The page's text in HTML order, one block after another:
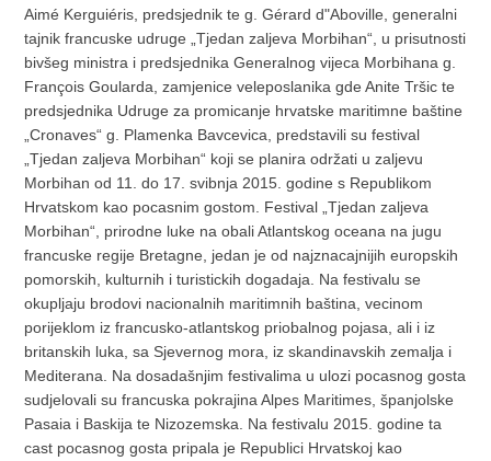
Aimé Kerguiéris, predsjednik te g. Gérard d"Aboville, generalni
tajnik francuske udruge „Tjedan zaljeva Morbihan“, u prisutnosti
bivšeg ministra i predsjednika Generalnog vijeca Morbihana g.
François Goularda, zamjenice veleposlanika gde Anite Tršic te
predsjednika Udruge za promicanje hrvatske maritimne baštine
„Cronaves“ g. Plamenka Bavcevica, predstavili su festival
„Tjedan zaljeva Morbihan“ koji se planira održati u zaljevu
Morbihan od 11. do 17. svibnja 2015. godine s Republikom
Hrvatskom kao pocasnim gostom. Festival „Tjedan zaljeva
Morbihan“, prirodne luke na obali Atlantskog oceana na jugu
francuske regije Bretagne, jedan je od najznacajnijih europskih
pomorskih, kulturnih i turistickih dogadaja. Na festivalu se
okupljaju brodovi nacionalnih maritimnih baština, vecinom
porijeklom iz francusko-atlantskog priobalnog pojasa, ali i iz
britanskih luka, sa Sjevernog mora, iz skandinavskih zemalja i
Mediterana. Na dosadašnjim festivalima u ulozi pocasnog gosta
sudjelovali su francuska pokrajina Alpes Maritimes, španjolske
Pasaia i Baskija te Nizozemska. Na festivalu 2015. godine ta
cast pocasnog gosta pripala je Republici Hrvatskoj kao